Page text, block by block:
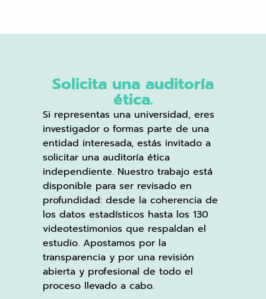
Solicita una auditoría
ética.
Si representas una universidad, eres
investigador o formas parte de una
entidad interesada, estás invitado a
solicitar una auditoría ética
independiente. Nuestro trabajo está
disponible para ser revisado en
profundidad: desde la coherencia de
los datos estadísticos hasta los 130
videotestimonios que respaldan el
estudio. Apostamos por la
transparencia y por una revisión
abierta y profesional de todo el
proceso llevado a cabo.